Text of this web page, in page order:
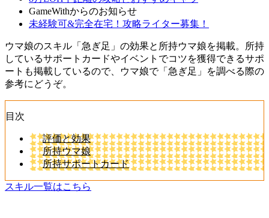
GameWithからのお知らせ
未経験可&完全在宅！攻略ライター募集！
ウマ娘のスキル「急ぎ足」の効果と所持ウマ娘を掲載。所持
しているサポートカードやイベントでコツを獲得できるサポ
ートも掲載しているので、ウマ娘で「急ぎ足」を調べる際の
参考にどうぞ。
目次
評価と効果
所持ウマ娘
所持サポートカード
スキル一覧はこちら